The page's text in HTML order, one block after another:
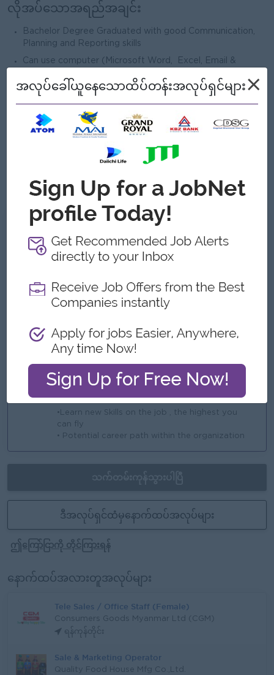
လိုအပ်သောအရည်အချင်း
Bachelor Degree Graduated with good Communication,
Planning and Reporting skills
Can use computer (Microsoft Word, Excel, Email &
Must be able to enter sales invoices correctly.
Excellent communication and interpersonal skills.
Applications are invited from candidates who are
collaboration with our organization.
ကျွန်တော့်တို့ ဘာတွေကမ်းလှမ်းနိုင်သလဲ
အကျိုးအမြတ်
•Over Time Payment
•An awesome company
•Join an Experienced Team
အခွင့်အလမ်းများ
•Learn new Skills on the job , the highest you
can fly
• Potential career path within the organization
ဒီအလုပ်ရှင်ထံမှနောက်ထပ်အလုပ်များ
ဤကြော်ငြာကို တိုင်ကြားရန်
နောက်ထပ်အလားတူအလုပ်များ
Tele Sales / Office Staff (Female)
Consumers Goods Myanmar Ltd (CGM)
ရန်ကုန်တိုင်း
Sale & Marketing Operator
Quality Food House Mfg Co.,Ltd.
အလုပ်ခေါ်ယူနေသောထိပ်တန်းအလုပ်ရှင်များ×